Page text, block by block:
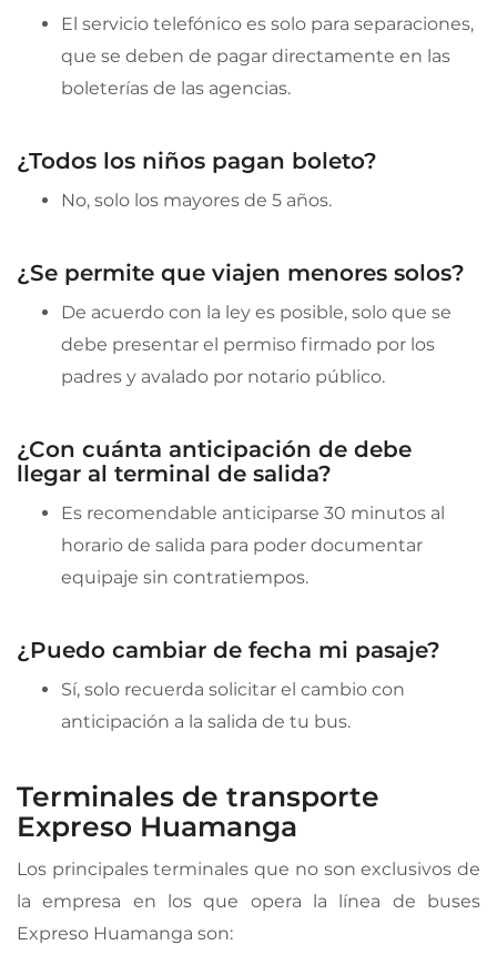
El servicio telefónico es solo para separaciones,
que se deben de pagar directamente en las
boleterías de las agencias.
¿Todos los niños pagan boleto?
No, solo los mayores de 5 años.
¿Se permite que viajen menores solos?
De acuerdo con la ley es posible, solo que se
debe presentar el permiso firmado por los
padres y avalado por notario público.
¿Con cuánta anticipación de debe
llegar al terminal de salida?
Es recomendable anticiparse 30 minutos al
horario de salida para poder documentar
equipaje sin contratiempos.
¿Puedo cambiar de fecha mi pasaje?
Sí, solo recuerda solicitar el cambio con
anticipación a la salida de tu bus.
Terminales de transporte
Expreso Huamanga
Los principales terminales que no son exclusivos de
la empresa en los que opera la línea de buses
Expreso Huamanga son: